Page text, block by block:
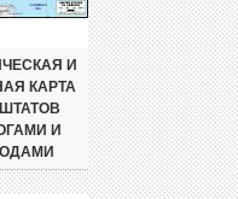
И
КАРТА
И